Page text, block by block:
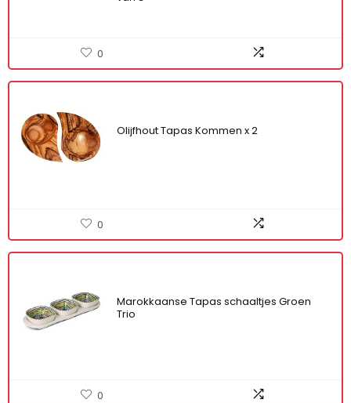
0
Olijfhout Tapas Kommen x 2
0
Marokkaanse Tapas schaaltjes Groen
Trio
0